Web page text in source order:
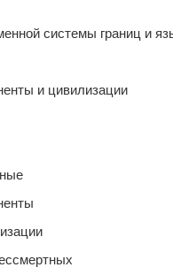
системы границ и
и цивилизации